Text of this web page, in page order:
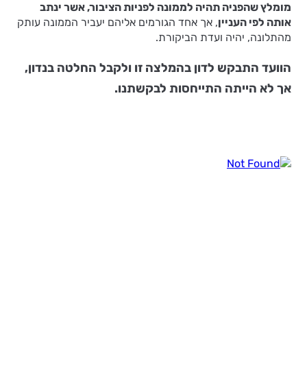
מומלץ שהפניה תהיה לממונה לפניות הציבור, אשר ינתב
אותה לפי העניין, אך אחד הגורמים אליהם יעביר הממונה עותק
מהתלונה, יהיה ועדת הביקורת.
הוועד התבקש לדון בהמלצה זו ולקבל החלטה בנדון,
אך לא הייתה התייחסות לבקשתנו.